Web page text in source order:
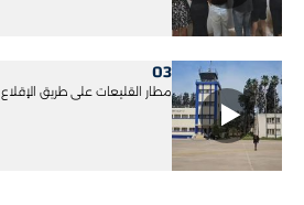
03
مطار القليعات على طريق الإقلاع